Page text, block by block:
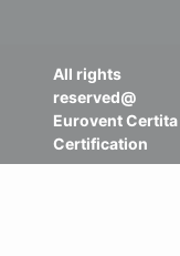
All rights
reserved@
Eurovent Certita
Certification